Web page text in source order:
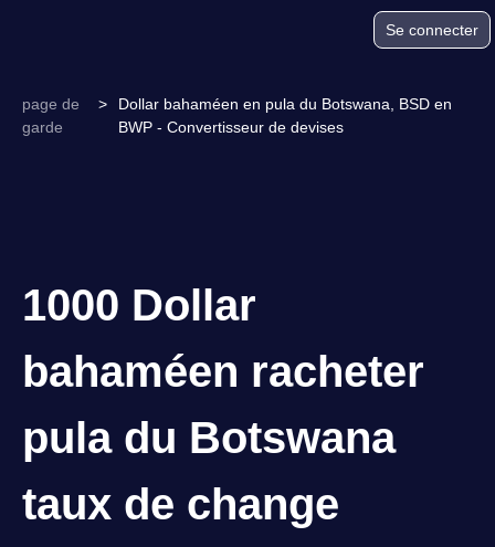
Se connecter
page de
garde
>
Dollar bahaméen en pula du Botswana, BSD en
BWP - Convertisseur de devises
1000 Dollar
bahaméen racheter
pula du Botswana
taux de change